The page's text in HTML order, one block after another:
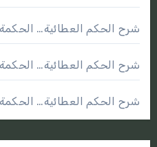
شرح الحكم العطائية… الحكمة
شرح الحكم العطائية… الحكمة
شرح الحكم العطائية… الحكمة